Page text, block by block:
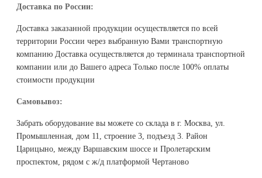
с
Тип стабилизатора
электронный
Тип подключения
клеммный
Максимальное входное
рабочее напряжение, В
295
входное напряжение, В
Минимальное сечение
жил кабеля для
подключения, мм²
4
Максимальное сечение
Доставка по России:
Доставка заказанной продукции осуществляется по всей
территории России через выбранную Вами транспортную
компанию Доставка осуществляется до терминала транспортной
компании или до Вашего адреса Только после 100% оплаты
стоимости продукции
Самовывоз:
Забрать оборудование вы можете со склада в г. Москва, ул.
Промышленная, дом 11, строение 3, подъезд 3. Район
Царицыно, между Варшавским шоссе и Пролетарским
проспектом, рядом с ж/д платформой Чертаново